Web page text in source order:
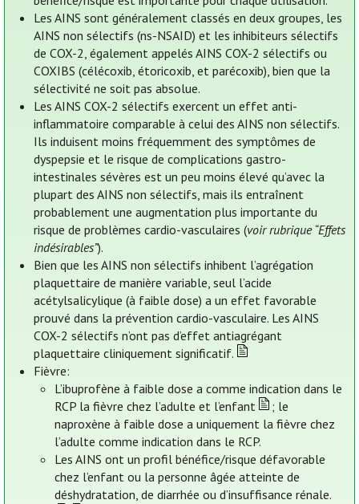
Les AINS sont généralement classés en deux groupes, les
AINS non sélectifs (ns-NSAID) et les inhibiteurs sélectifs
de COX-2, également appelés AINS COX-2 sélectifs ou
COXIBS (célécoxib, étoricoxib, et parécoxib), bien que la
sélectivité ne soit pas absolue.
Les AINS COX-2 sélectifs exercent un effet anti-
inflammatoire comparable à celui des AINS non sélectifs.
Ils induisent moins fréquemment des symptômes de
dyspepsie et le risque de complications gastro-
intestinales sévères est un peu moins élevé qu’avec la
plupart des AINS non sélectifs, mais ils entraînent
probablement une augmentation plus importante du
risque de problèmes cardio-vasculaires (voir rubrique “Effets
indésirables”).
Bien que les AINS non sélectifs inhibent l’agrégation
plaquettaire de manière variable, seul l’acide
acétylsalicylique (à faible dose) a un effet favorable
prouvé dans la prévention cardio-vasculaire. Les AINS
COX-2 sélectifs n’ont pas d’effet antiagrégant
plaquettaire cliniquement significatif.
Fièvre:
L’ibuprofène à faible dose a comme indication dans le
RCP la fièvre chez l’adulte et l’enfant
; le
naproxène à faible dose a uniquement la fièvre chez
l’adulte comme indication dans le RCP.
Les AINS ont un profil bénéfice/risque défavorable
chez l’enfant ou la personne âgée atteinte de
déshydratation, de diarrhée ou d’insuffisance rénale.